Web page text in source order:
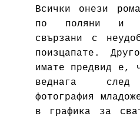
Всички онези
по поляни и
свързани с
поизцапате.
имате предвид е,
веднага след
фотография
в графика за